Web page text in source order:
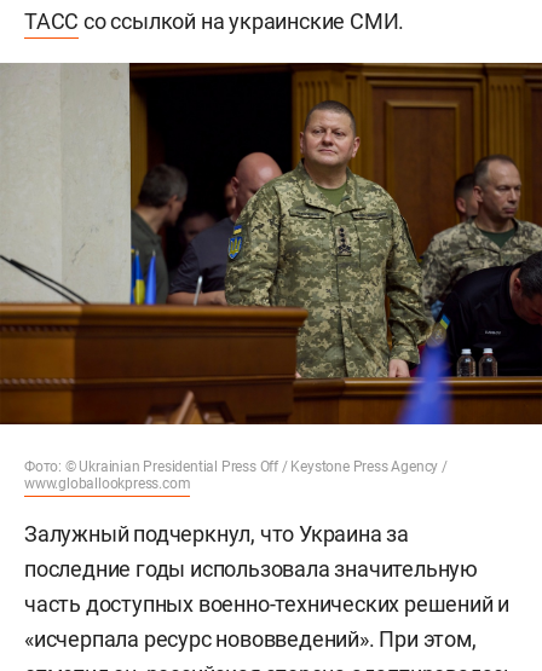
ТАСС со ссылкой на украинские СМИ.
Фото: © Ukrainian Presidential Press Off / Keystone Press Agency /
www.globallookpress.com
Залужный подчеркнул, что Украина за
последние годы использовала значительную
часть доступных военно-технических решений и
«исчерпала ресурс нововведений». При этом,